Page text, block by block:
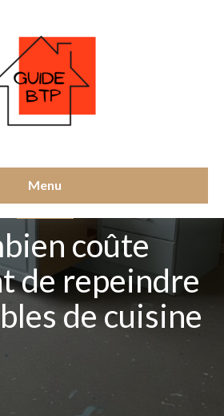
Menu
coûte
de repeindre
de cuisine